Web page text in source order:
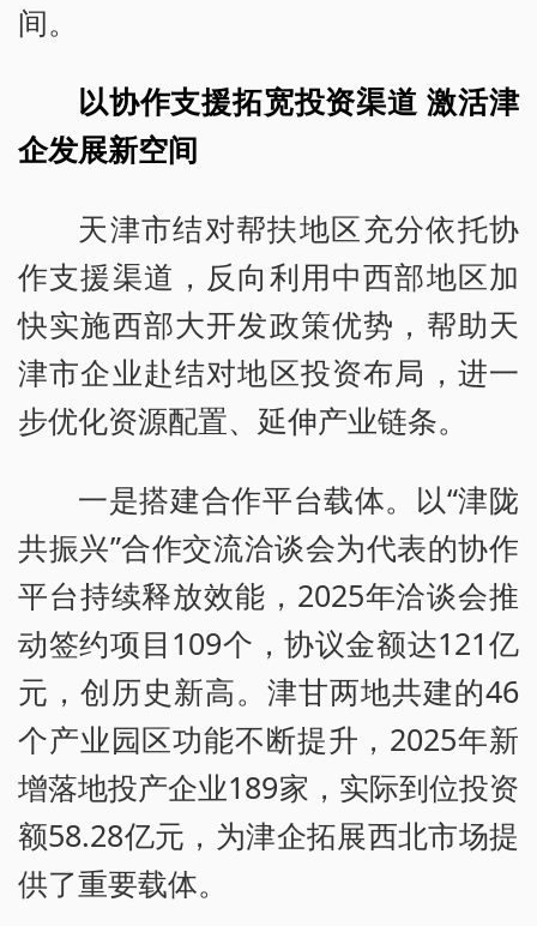
间。
以协作支援拓宽投资渠道 激活津
企发展新空间
天津市结对帮扶地区充分依托协
作支援渠道，反向利用中西部地区加
快实施西部大开发政策优势，帮助天
津市企业赴结对地区投资布局，进一
步优化资源配置、延伸产业链条。
一是搭建合作平台载体。以“津陇
共振兴”合作交流洽谈会为代表的协作
平台持续释放效能，2025年洽谈会推
动签约项目109个，协议金额达121亿
元，创历史新高。津甘两地共建的46
个产业园区功能不断提升，2025年新
增落地投产企业189家，实际到位投资
额58.28亿元，为津企拓展西北市场提
供了重要载体。